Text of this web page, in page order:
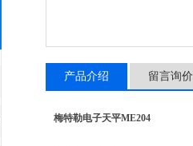
产品介绍 留言询价
梅特勒电子天平ME204